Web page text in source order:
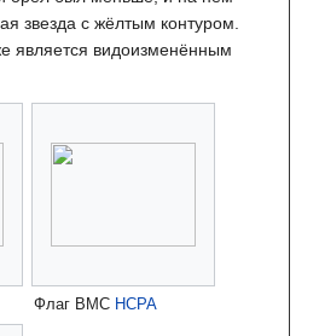
звезда с жёлтым контуром.
является видоизменённым
Флаг ВМС НСРА